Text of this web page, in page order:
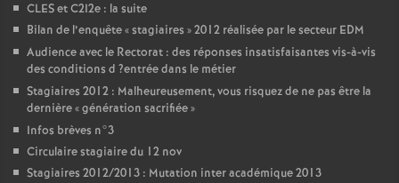
CLESet C2I2e : la suite
Bilan de l’enquête «stagiaires » 2012 réalisée par le secteur EDM
Audience avec le Rectorat : des réponses insatisfaisantes vis-à-vis
des conditions d ?entrée dans le métier
Stagiaires 2012 : Malheureusement, vous risquez de ne pas être la
dernière «génération sacrifiée»
Infos brèves n°3
Circulaire stagiaire du 12 nov
Stagiaires 2012/2013 : Mutation inter académique 2013